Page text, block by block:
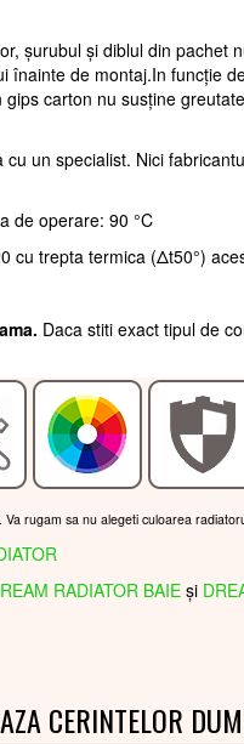
șurubul și diblul din pachet
înainte de montaj.In funcție
carton nu susține
un specialist. Nici
de operare: 90 °C
cu trepta termica (Δt50°)
Daca stiti exact tipul de
rugam sa nu alegeti culoarea
RADIATOR BAIEși
CERINTELOR